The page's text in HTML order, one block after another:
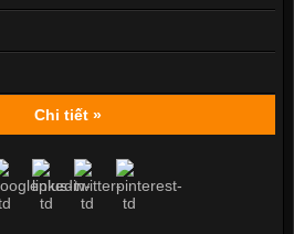
Chi tiết »